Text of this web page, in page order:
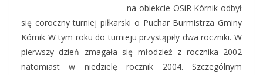
na obiekcie OSiR Kórnik odbył
się coroczny turniej piłkarski o Puchar Burmistrza Gminy
Kórnik W tym roku do turnieju przystąpiły dwa roczniki. W
pierwszy dzień zmagała się młodzież z rocznika 2002
natomiast w niedzielę rocznik 2004. Szczególnym